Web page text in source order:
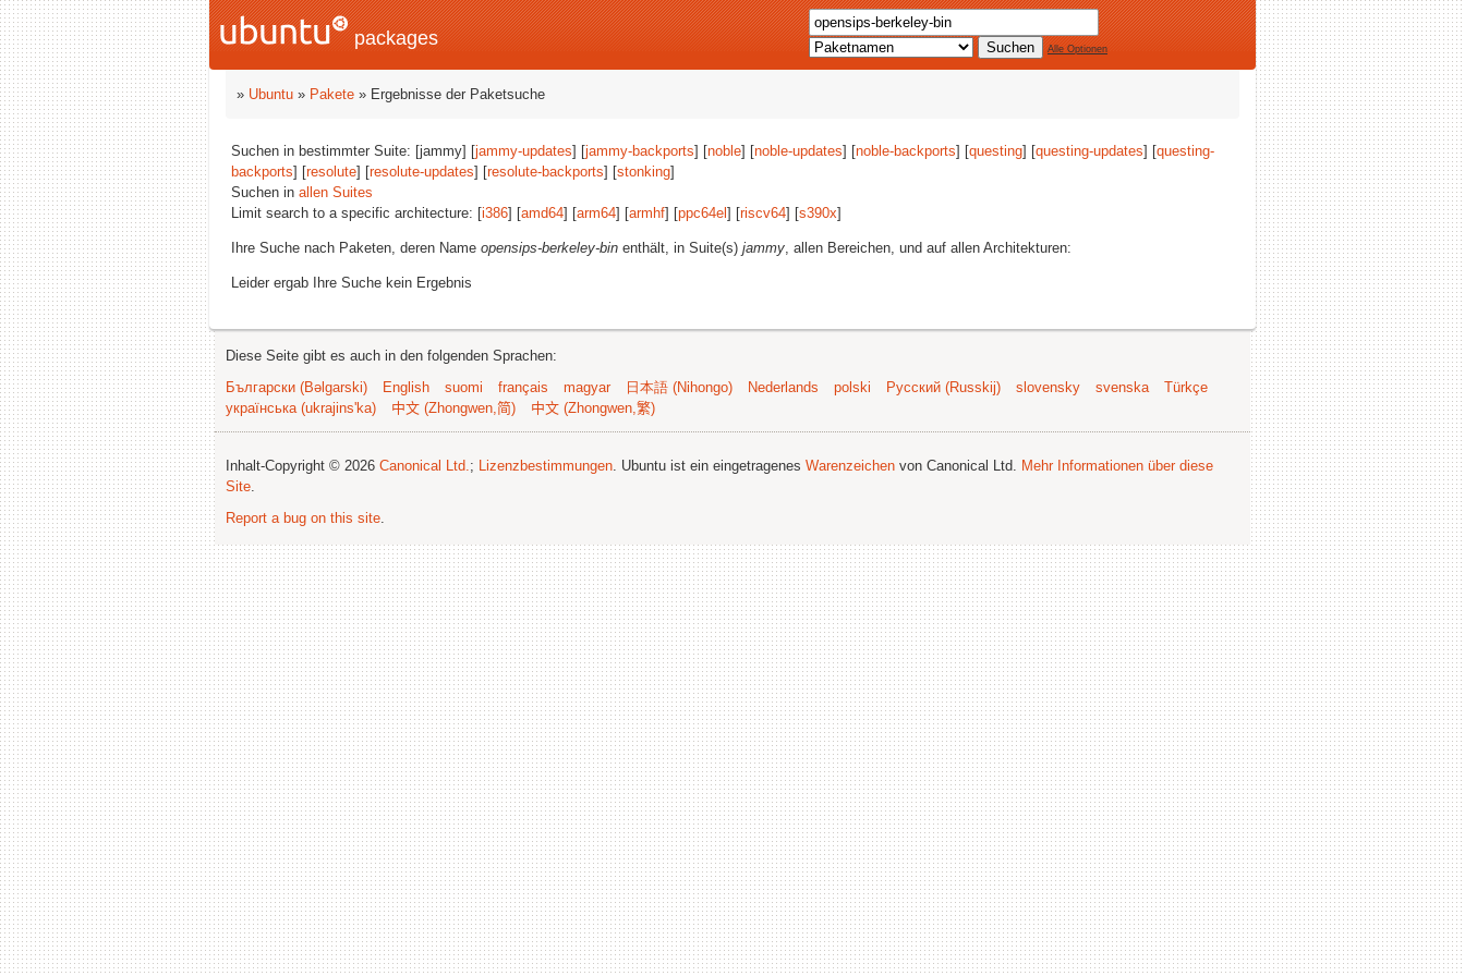
packages Alle Optionen
» Ubuntu » Pakete » Ergebnisse der Paketsuche
Suchen in bestimmter Suite: [jammy] [jammy-updates] [jammy-backports] [noble] [noble-updates] [noble-backports] [questing] [questing-updates] [questing-
backports] [resolute] [resolute-updates] [resolute-backports] [stonking]
Suchen in allen Suites
Limit search to a specific architecture: [i386] [amd64] [arm64] [armhf] [ppc64el ] [riscv64] [s390x]
Ihre Suche nach Paketen, deren Name opensips-berkeley-bin enthält, in Suite(s) jammy, allen Bereichen, und auf allen Architekturen:
Leider ergab Ihre Suche kein Ergebnis
Diese Seite gibt es auch in den folgenden Sprachen:
Български (Bəlgarski)
English suomi français magyar 日本語 (Nihongo) Nederlands polski Русский (Russkij) slovensky svenska
Türkçe
українська (ukrajins'ka)
中文 (Zhongwen,简) 中文 (Zhongwen,繁)
Inhalt-Copyright © 2026 Canonical Ltd.; Lizenzbestimmungen. Ubuntu ist ein eingetragenes Warenzeichen von Canonical Ltd. Mehr Informationen über diese
Site.
Report a bug on this site.